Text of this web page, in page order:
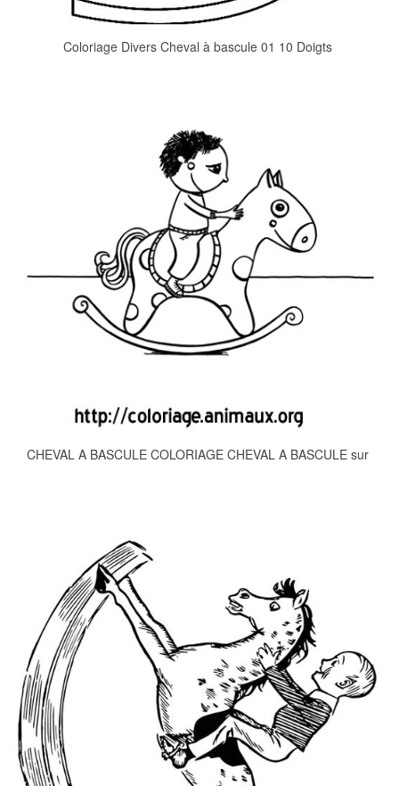
Coloriage Divers Cheval à bascule 01 10 Doigts
CHEVAL A BASCULE COLORIAGE CHEVAL A BASCULE sur